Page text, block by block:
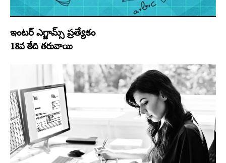
ఇంటర్‌ ఎగ్జామ్స్​‍ ప్రత్యేకం
18వ తేది త‌రువాయి